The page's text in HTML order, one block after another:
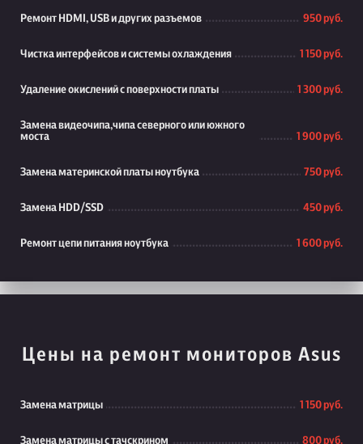
Ремонт HDMI, USB и других разъемов 950 руб.
Чистка интерфейсов и системы охлаждения 1 150 руб.
Удаление окислений с поверхности платы 1 300 руб.
Замена видеочипа,чипа северного или южного
моста
1 900 руб.
Замена материнской платы ноутбука 750 руб.
Замена HDD/SSD 450 руб.
Ремонт цепи питания ноутбука 1 600 руб.
Цены на ремонт мониторов Asus
Замена матрицы 1 150 руб.
Замена матрицы с тачскрином 800 руб.